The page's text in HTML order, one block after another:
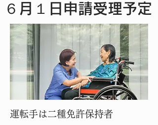
６月１日申請受理予定
運転手は二種免許保持者